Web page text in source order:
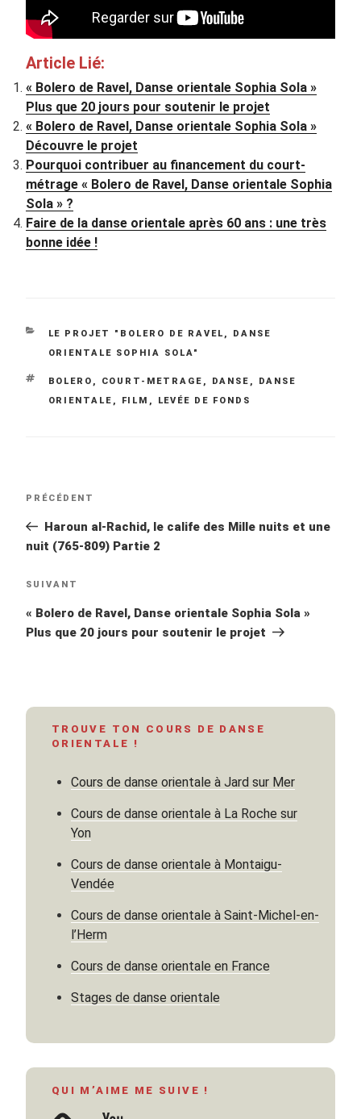
Article Lié:
« Bolero de Ravel, Danse orientale Sophia Sola »
Plus que 20 jours pour soutenir le projet
« Bolero de Ravel, Danse orientale Sophia Sola »
Découvre le projet
Pourquoi contribuer au financement du court-
métrage « Bolero de Ravel, Danse orientale Sophia
Sola » ?
Faire de la danse orientale après 60 ans : une très
bonne idée !
CATÉGORIES
LE PROJET "BOLERO DE RAVEL, DANSE
ORIENTALE SOPHIA SOLA"
ÉTIQUETTES
BOLERO , COURT-METRAGE , DANSE ,
DANSE
ORIENTALE , FILM , LEVÉE DE FONDS
l’article
Article
PRÉCÉDENT
Haroun al-Rachid, le calife des Mille nuits et une
nuit (765-809) Partie 2
Article
SUIVANT
« Bolero de Ravel, Danse orientale Sophia Sola »
Plus que 20 jours pour soutenir le projet
TROUVE TON COURS DE DANSE
ORIENTALE !
Cours de danse orientale à Jard sur Mer
Cours de danse orientale à La Roche sur
Yon
Cours de danse orientale à Montaigu-
Vendée
Cours de danse orientale à Saint-Michel-en-
l’Herm
Cours de danse orientale en France
Stages de danse orientale
QUI M’AIME ME SUIVE !